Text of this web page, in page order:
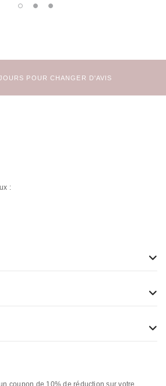
POUR CHANGER D'AVIS
:
coupon de 10% de réduction sur votre